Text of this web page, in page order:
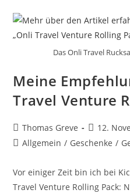
Warnemünder
Erlebnistagen
Das Onli Travel
Meine
Travel Venture
Beitrags-
Autor:
Thomas Greve
Beitrag
12.
Beitrags-
Allgemein / Geschenke /
Vor einiger Zeit bin ich bei
Travel Venture Rolling Pack: